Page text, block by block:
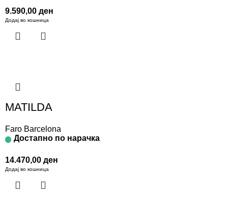
9.590,00 ден
Додај во кошница
MATILDA
Faro Barcelona
Достапно по нарачка
14.470,00 ден
Додај во кошница